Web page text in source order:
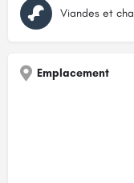
Emplacement